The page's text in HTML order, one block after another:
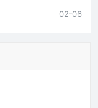
02-06